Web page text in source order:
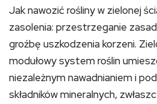
Jak nawozić rośliny w zielonej
zasolenia: przestrzeganie
groźbę uszkodzenia korzeni.
modułowy system roślin
niezależnym nawadnianiem i
składników mineralnych,